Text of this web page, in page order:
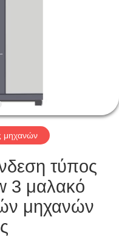
μηχανών
τύπος
3 μαλακό
μηχανών